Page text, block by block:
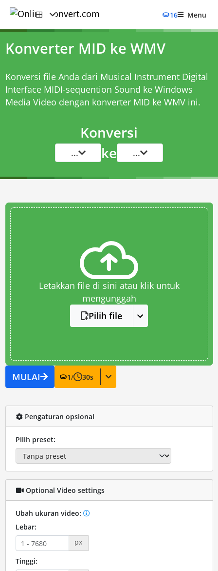
16 Menu
Konverter MID ke WMV
Konversi file Anda dari Musical Instrument Digital
Interface MIDI-sequention Sound ke Windows
Media Video dengan konverter MID ke WMVini.
Konversi
... ke ...
Letakkan file di sini atau klik untuk
mengunggah
Pilih file
MULAI 1/ 30s
Pengaturan opsional
Pilih preset:
Optional Video settings
Ubah ukuran video:
Lebar:
px
Tinggi: